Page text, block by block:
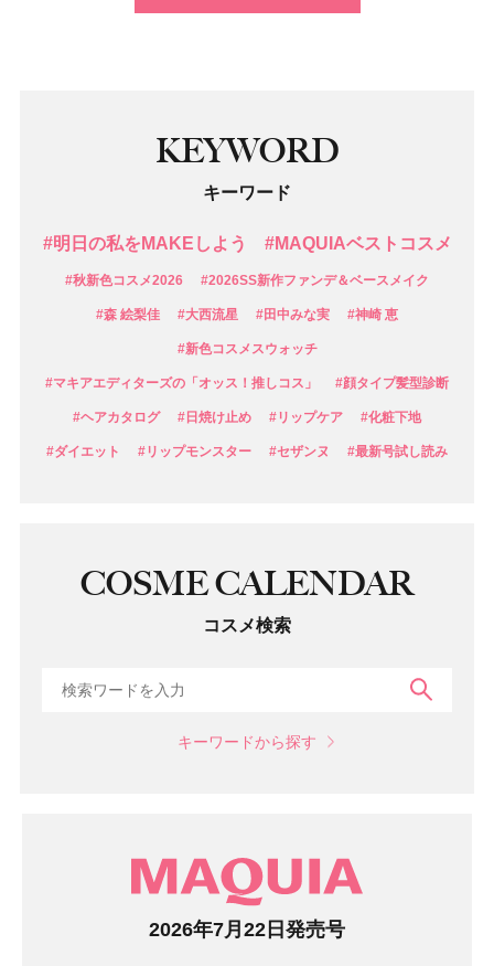
KEYWORD
キーワード
#明日の私をMAKEしよう #MAQUIAベストコスメ
#秋新色コスメ2026 #2026SS新作ファンデ＆ベースメイク
#森 絵梨佳 #大西流星 #田中みな実 #神崎 恵
#新色コスメスウォッチ
#マキアエディターズの「オッス！推しコス」 #顔タイプ髪型診断
#ヘアカタログ #日焼け止め #リップケア #化粧下地
#ダイエット #リップモンスター #セザンヌ #最新号試し読み
COSME CALENDAR
コスメ検索
キーワードから探す
2026年7月22日発売号